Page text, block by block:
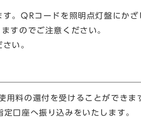
。QRコードを照明点灯盤にかざ
すのでご注意ください。
い。
料の還付を受けることができま
口座へ振り込みをいたします。